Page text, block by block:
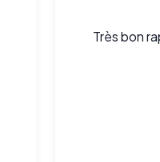
Très bon